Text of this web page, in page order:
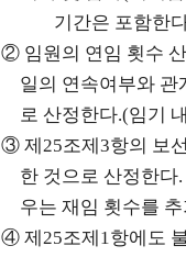
기간은 포함한
② 임원의 연임 횟수
일의 연속여부와
로 산정한다.(임기
③ 제25조제3항의 보
한 것으로 산정한다
우는 재임 횟수를
④ 제25조제 1항에도